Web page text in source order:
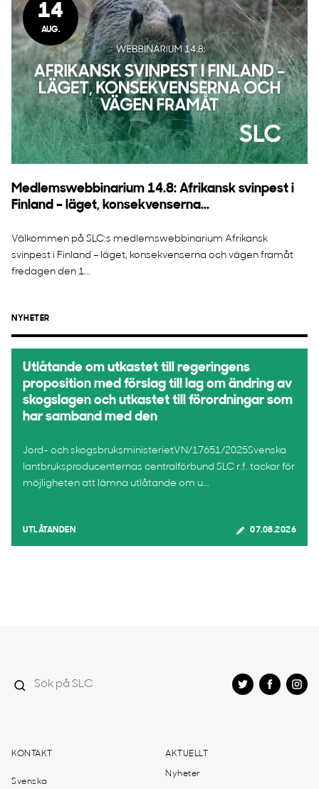
14
AUG.
Medlemswebbinarium 14.8: Afrikansk svinpest i
Finland – läget, konsekvenserna...
Välkommen på SLC:s medlemswebbinarium Afrikansk
svinpest i Finland – läget, konsekvenserna och vägen framåt
fredagen den 1...
NYHETER
Utlåtande om utkastet till regeringens
proposition med förslag till lag om ändring av
skogslagen och utkastet till förordningar som
har samband med den
Jord- och skogsbruksministerietVN/17651/2025Svenska
lantbruksproducenternas centralförbund SLC r.f. tackar för
möjligheten att lämna utlåtande om u...
UTLÅTANDEN 07.08.2026
KONTAKT
Svenska
AKTUELLT
Nyheter